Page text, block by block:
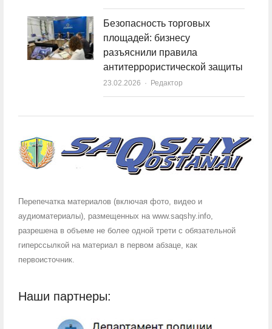
Безопасность торговых
площадей: бизнесу
разъяснили правила
антитеррористической защиты
23.02.2026 Author
Редактор
Перепечатка материалов (включая фото, видео и
аудиоматериалы), размещенных на www.saqshy.info,
разрешена в объеме не более одной трети с обязательной
гиперссылкой на материал в первом абзаце, как
первоисточник.
Наши партнеры: